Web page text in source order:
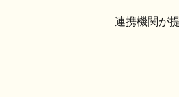
連携機関が